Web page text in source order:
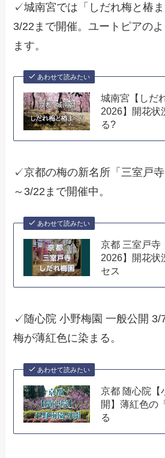
✓城南宮では「しだれ梅と椿
3/22まで開催。ユートピアの
ます。
あわせて読みたい
城南宮【しだ
2026】開花状
る?
✓京都の梅の新名所「三室戸
～3/22まで開催中。
あわせて読みたい
京都 三室戸寺
2026】開花状
セス
✓随心院 小野梅園 一般公開 3/
梅が薄紅色に染まる。
あわせて読みたい
京都 随心院【
開】薄紅色の
る